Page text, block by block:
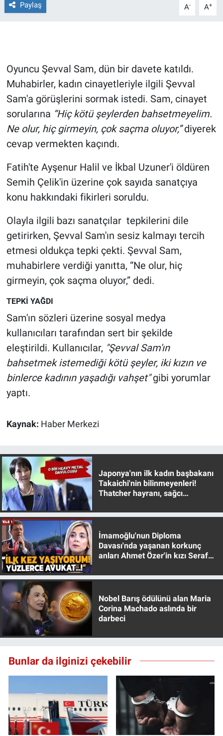
Paylaş A- A+
Oyuncu Şevval Sam, dün bir davete katıldı.
Muhabirler, kadın cinayetleriyle ilgili Şevval
Sam'a görüşlerini sormak istedi. Sam, cinayet
sorularına “Hiç kötü şeylerden bahsetmeyelim.
Ne olur, hiç girmeyin, çok saçma oluyor,”diyerek
cevap vermekten kaçındı.
Fatih'te Ayşenur Halil ve İkbal Uzuner'i öldüren
Semih Çelik'in üzerine çok sayıda sanatçıya
konu hakkındaki fikirleri soruldu.
Olayla ilgili bazı sanatçılar tepkilerini dile
getirirken, Şevval Sam'ın sesiz kalmayı tercih
etmesi oldukça tepki çekti. Şevval Sam,
muhabirlere verdiği yanıtta, “Ne olur, hiç
girmeyin, çok saçma oluyor,” dedi.
TEPKİ YAĞDI
Sam'ın sözleri üzerine sosyal medya
kullanıcıları tarafından sert bir şekilde
eleştirildi. Kullanıcılar, "Şevval Sam'ın
bahsetmek istemediği kötü şeyler, iki kızın ve
binlerce kadının yaşadığı vahşet"gibi yorumlar
yaptı.
Kaynak: Haber Merkezi
Japonya'nın ilk kadın başbakanı
Takaichi'nin bilinmeyenleri!
Thatcher hayranı, sağcı
İmamoğlu'nun Diploma
Davası'nda yaşanan korkunç
anları Ahmet Özer'in kızı Seraf
Nobel Barış ödülünü alan Maria
Corina Machado aslında bir
darbeci
Bunlar da ilginizi çekebilir
Gün Başlıyor
Gün Ortası
Gündem Özel
Günün görüntüsü
Haber
İlan
Kimdir
Koronavirüs
Kültür Sanat
Ne demişti
Popüler
Programlar
Sağlık
Spor
Teknoloji
Türkiye'nin Gündemi
Yerel Gündem
Yerel Yaşam
Canlı Yayın